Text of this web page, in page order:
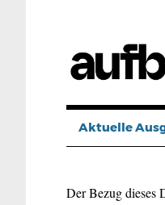
Aktuelle
Der Bezug dieses